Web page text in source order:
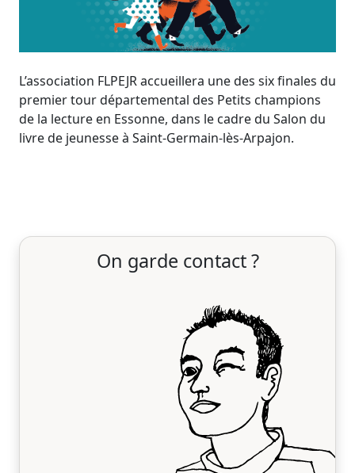
L’association FLPEJR accueillera une des six finales du
premier tour départemental des Petits champions
de la lecture en Essonne, dans le cadre du Salon du
livre de jeunesse à Saint-Germain-lès-Arpajon.
On garde contact ?